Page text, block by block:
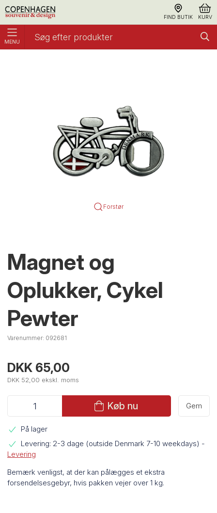
FIND BUTIK KURV
MENU
Forstør
Magnet og
Oplukker, Cykel
Pewter
Varenummer: 092681
DKK 65,00
DKK 52,00 ekskl. moms
Køb nu Gem
På lager
Levering: 2-3 dage (outside Denmark 7-10 weekdays) -
Levering
Bemærk venligst, at der kan pålægges et ekstra
forsendelsesgebyr, hvis pakken vejer over 1 kg.